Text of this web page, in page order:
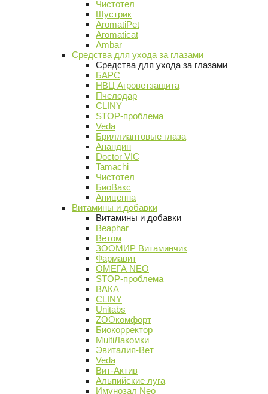
Чистотел
Шустрик
AromatiPet
Aromaticat
Ambar
Средства для ухода за глазами
Средства для ухода за глазами
БАРС
НВЦ Агроветзащита
Пчелодар
CLINY
STOP-проблема
Veda
Бриллиантовые глаза
Анандин
Doctor VIC
Tamachi
Чистотел
БиоВакс
Апиценна
Витамины и добавки
Витамины и добавки
Beaphar
Ветом
ЗООМИР Витаминчик
Фармавит
ОМЕГА NEO
STOP-проблема
ВАКА
CLINY
Unitabs
ZOOкомфорт
Биокорректор
MultiЛакомки
Эвиталия-Вет
Veda
Вит-Актив
Альпийские луга
Имунозал Neo